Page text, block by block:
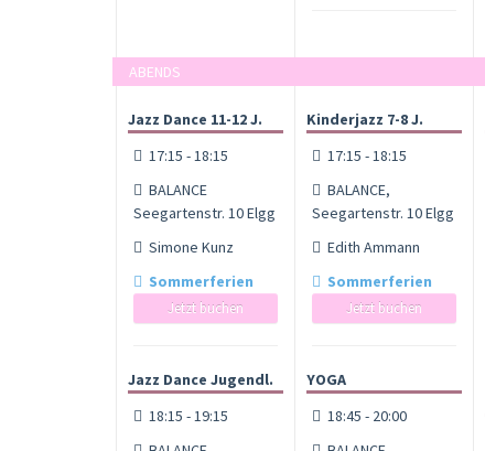
ABENDS
Jazz Dance 11-12 J.
17:15 - 18:15
BALANCE
Seegartenstr. 10 Elgg
Simone Kunz
Sommerferien
Jetzt buchen
Jazz Dance Jugendl.
18:15 - 19:15
Kinderjazz 7-8 J.
17:15 - 18:15
BALANCE,
Seegartenstr. 10 Elgg
Edith Ammann
Sommerferien
Jetzt buchen
YOGA
18:45 - 20:00